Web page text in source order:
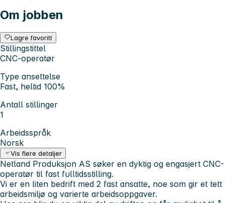
Om jobben
Lagre favoritt
Stillingstittel
CNC-operatør
Type ansettelse
Fast, heltid 100%
Antall stillinger
1
Arbeidsspråk
Norsk
Vis flere detaljer
Netland Produksjon AS søker en dyktig og engasjert CNC-
operatør til fast fulltidsstilling.
Vi er en liten bedrift med 2 fast ansatte, noe som gir et tett
arbeidsmiljø og varierte arbeidsoppgaver.